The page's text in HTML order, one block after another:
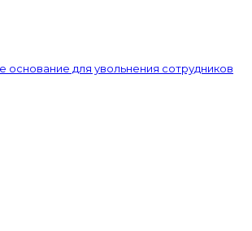
для увольнения сотрудников